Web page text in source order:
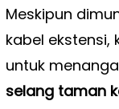
Meskipun
kabel ekstensi,
untuk
selang taman